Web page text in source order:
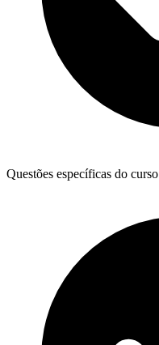
Questões específicas do curso